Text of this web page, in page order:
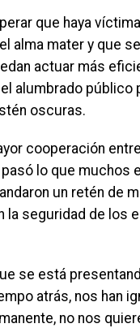
que haya
alma mater y que
actuar más
alumbrado
oscuras.
cooperación
lo que muchos
un retén de
seguridad de los
se está
atrás, nos han
no nos